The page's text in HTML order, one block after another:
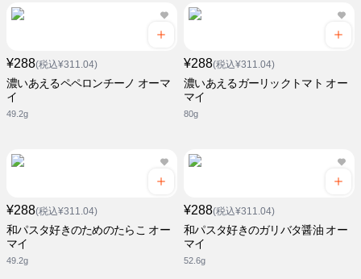
¥288(税込¥311.04)
濃いあえるペペロンチーノ オーマ
イ
49.2g
¥288(税込¥311.04)
濃いあえるガーリックトマト オー
マイ
80g
¥288(税込¥311.04)
和パスタ好きのためのたらこ オー
マイ
49.2g
¥288(税込¥311.04)
和パスタ好きのガリバタ醤油 オー
マイ
52.6g